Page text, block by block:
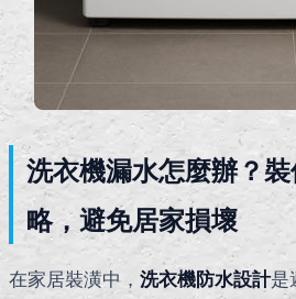
洗衣機漏水怎麼辦？
略，避免居家損壞
在家居裝潢中， 洗衣機防水設計是